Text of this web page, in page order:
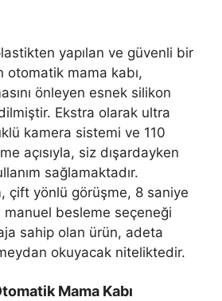
yapılan ve güvenli bir
otomatik mama kabı,
önleyen esnek silikon
Ekstra olarak ultra
kamera sistemi ve 110
açısıyla, siz dışardayken
sağlamaktadır.
çift yönlü görüşme, 8 saniye
manuel besleme seçeneği
sahip olan ürün, adeta
okuyacak niteliktedir.
Mama Kabı